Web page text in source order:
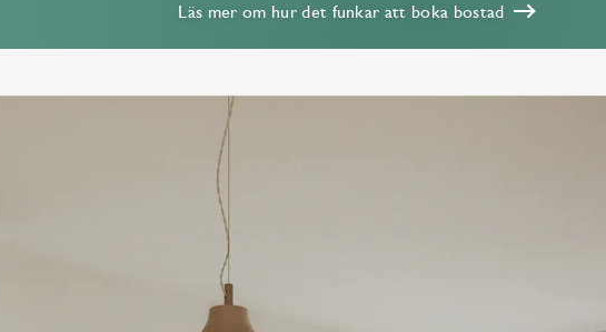
Läs mer om hur det funkar att boka bostad